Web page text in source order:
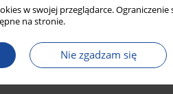
w swojej przeglądarce.
na stronie.
Nie zgadzam się